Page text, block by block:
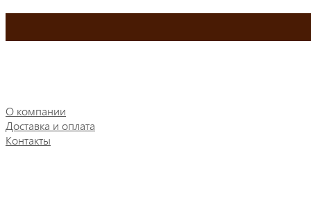
О компании
Доставка и оплата
Контакты